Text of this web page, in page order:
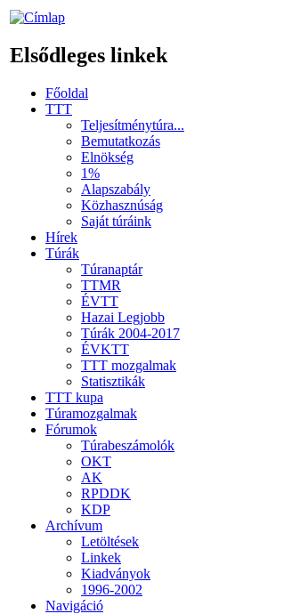
Elsődleges linkek
Főoldal
TTT
Teljesítménytúra...
Bemutatkozás
Elnökség
1%
Alapszabály
Közhasznúság
Saját túráink
Hírek
Túrák
Túranaptár
TTMR
ÉVTT
Hazai Legjobb
Túrák 2004-2017
ÉVKTT
TTT mozgalmak
Statisztikák
TTT kupa
Túramozgalmak
Fórumok
Túrabeszámolók
OKT
AK
RPDDK
KDP
Archívum
Letöltések
Linkek
Kiadványok
1996-2002
Navigáció